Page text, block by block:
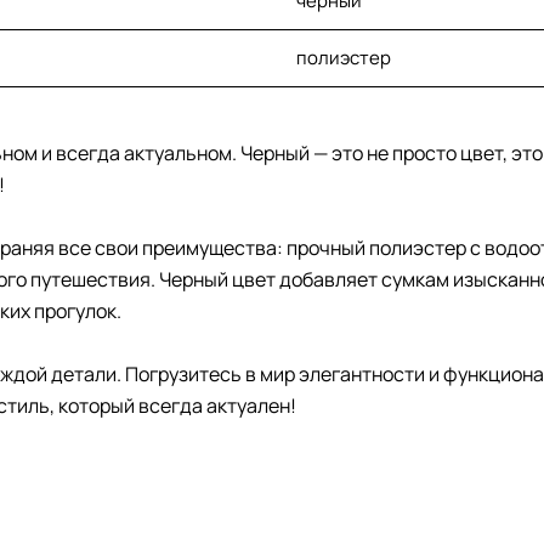
полиэстер
и всегда актуальном. Черный — это не просто цвет,
все свои преимущества: прочный полиэстер с
путешествия. Черный цвет добавляет сумкам
прогулок.
детали. Погрузитесь в мир элегантности и
который всегда актуален!